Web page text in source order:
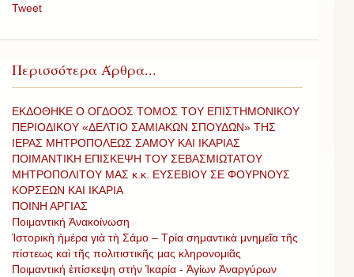
Tweet
Περισσότερα Άρθρα...
ΕΚΔΟΘΗΚΕ Ο ΟΓΔΟΟΣ ΤΟΜΟΣ ΤΟΥ ΕΠΙΣΤΗΜΟΝΙΚΟΥ
ΠΕΡΙΟΔΙΚΟΥ «ΔΕΛΤΙΟ ΣΑΜΙΑΚΩΝ ΣΠΟΥΔΩΝ» ΤΗΣ
ΙΕΡΑΣ ΜΗΤΡΟΠΟΛΕΩΣ ΣΑΜΟΥ ΚΑΙ ΙΚΑΡΙΑΣ
ΠΟΙΜΑΝΤΙΚΗ ΕΠΙΣΚΕΨΗ ΤΟΥ ΣΕΒΑΣΜΙΩΤΑΤΟΥ
ΜΗΤΡΟΠΟΛΙΤΟΥ ΜΑΣ κ.κ. ΕΥΣΕΒΙΟΥ ΣΕ ΦΟΥΡΝΟΥΣ
ΚΟΡΣΕΩΝ ΚΑΙ ΙΚΑΡΙΑ
ΠΟΙΝΗ ΑΡΓΙΑΣ
Ποιμαντική Ἀνακοίνωση
Ἱστορικὴ ἡμέρα γιὰ τὴ Σάμο – Τρία σημαντικὰ μνημεῖα τῆς
πίστεως καὶ τῆς πολιτιστικῆς μας κληρονομιᾶς
Ποιμαντική ἐπίσκεψη στήν Ἰκαρία - Ἁγίων Ἀναργύρων